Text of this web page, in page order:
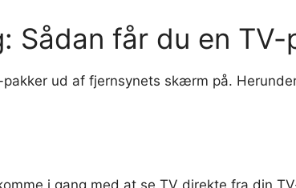
Sådan får du en TV-
ud af fjernsynets skærm på.
i gang med at se TV direkte fra din